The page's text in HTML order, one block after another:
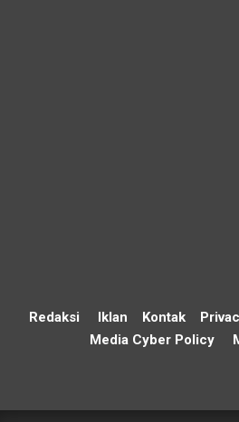
Redaksi Iklan Kontak
Media Cyber Policy